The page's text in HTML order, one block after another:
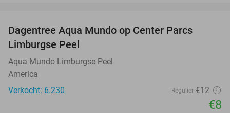
Dagentree Aqua Mundo op Center Parcs
Limburgse Peel
Aqua Mundo Limburgse Peel
America
Verkocht: 6.230
Regulier €12
€8